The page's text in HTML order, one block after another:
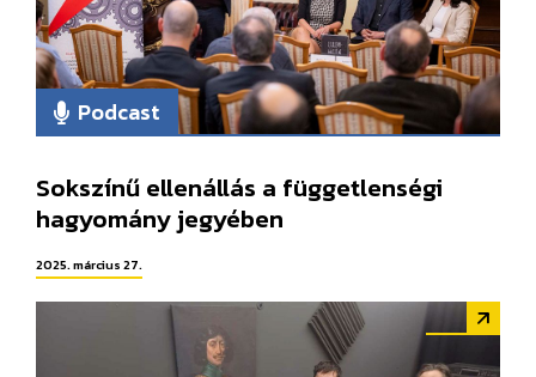
Podcast
Sokszínű ellenállás a függetlenségi
hagyomány jegyében
2025. március 27.